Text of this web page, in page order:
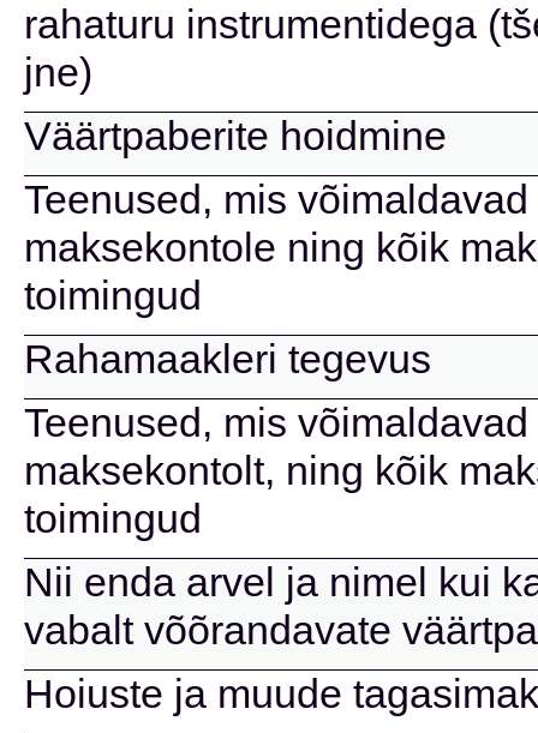
rahaturu instrumentidega
jne)
Väärtpaberite hoidmine
Teenused, mis
maksekontole ning kõik
toimingud
Rahamaakleri tegevus
Teenused, mis
maksekontolt, ning kõik
toimingud
Nii enda arvel ja nimel kui
vabalt võõrandavate
Hoiuste ja muude